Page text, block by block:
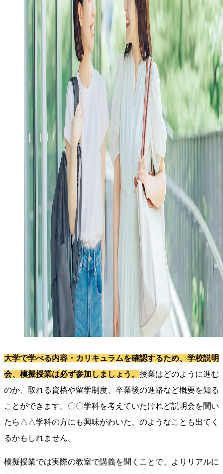
大学で学べる内容・カリキュラムを確認するため、学校説明
会、模擬授業は必ず参加しましょう。 授業はどのように進む
のか、取れる資格や留学制度、卒業後の進路など概要を知る
ことができます。〇〇学科を考えていたけれど説明会を聞い
たら△△学科の方にも興味がわいた、のようなことも出てく
るかもしれません。
模擬授業では実際の教室で講義を聞くことで、よりリアルに